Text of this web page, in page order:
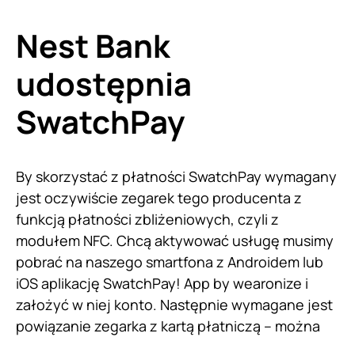
Nest Bank
udostępnia
SwatchPay
By skorzystać z płatności SwatchPay wymagany
jest oczywiście zegarek tego producenta z
funkcją płatności zbliżeniowych, czyli z
modułem NFC. Chcą aktywować usługę musimy
pobrać na naszego smartfona z Androidem lub
iOS aplikację SwatchPay! App by wearonize i
założyć w niej konto. Następnie wymagane jest
powiązanie zegarka z kartą płatniczą – można